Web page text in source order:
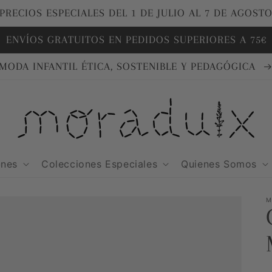
PRECIOS ESPECIALES DEL 1 DE JULIO AL 7 DE AGOSTO
ENVÍOS GRATUITOS EN PEDIDOS SUPERIORES A 75€
MODA INFANTIL ÉTICA, SOSTENIBLE Y PEDAGÓGICA
Colecciones Especiales Quienes Somos